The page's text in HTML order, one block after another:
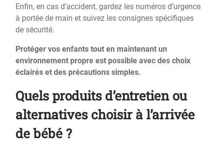
Enfin, en cas d’accident, gardez les numéros d’urgence
à portée de main et suivez les consignes spécifiques
de sécurité.
Protéger vos enfants tout en maintenant un
environnement propre est possible avec des choix
éclairés et des précautions simples.
Quels produits d’entretien ou
alternatives choisir à l’arrivée
de bébé ?